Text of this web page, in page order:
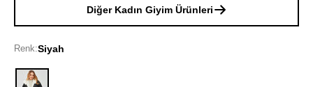
Diğer Kadın Giyim Ürünleri
Renk:Siyah